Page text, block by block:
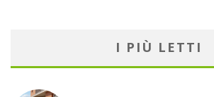
I PIÙ LETTI